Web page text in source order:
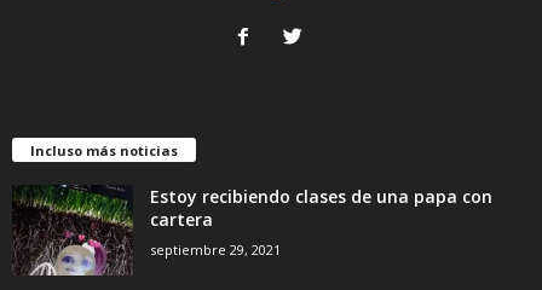
Incluso más noticias
Estoy recibiendo clases de una papa con
cartera
septiembre 29, 2021